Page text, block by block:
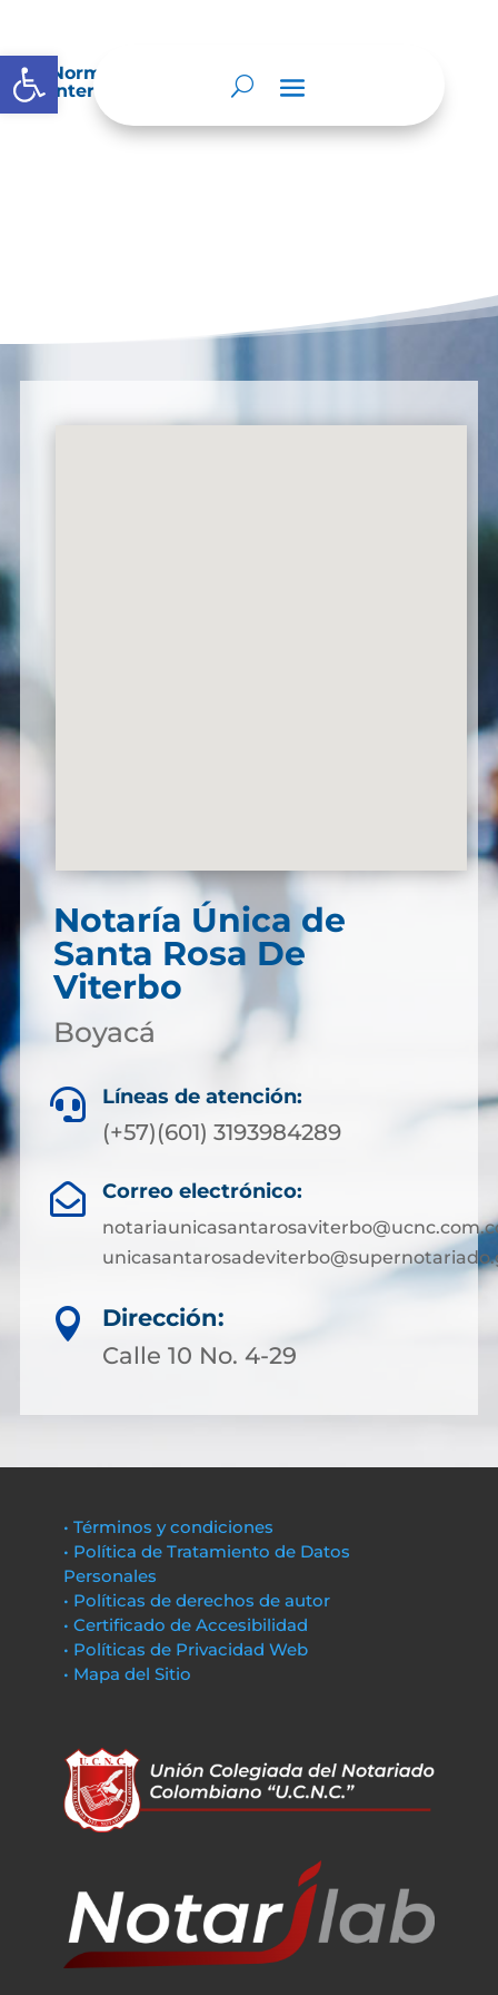
Abrir barra de herramientas
Normatividad especial que les aplique de
interés.
Notaría Única de
Santa Rosa De
Viterbo
Boyacá
 Líneas de atención:
(+57)(601) 3193984289
 Correo electrónico:

Dirección:
Calle 10 No. 4-29
• Términos y condiciones
• Política de Tratamiento de Datos
Personales
• Políticas de derechos de autor
• Certificado de Accesibilidad
• Políticas de Privacidad Web
• Mapa del Sitio